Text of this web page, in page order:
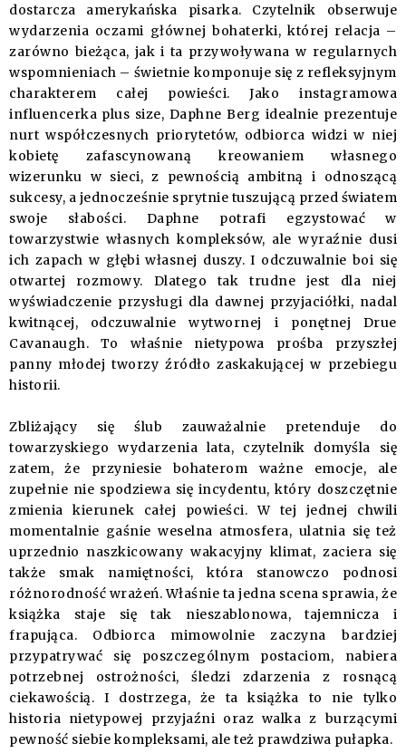
dostarcza amerykańska pisarka. Czytelnik obserwuje
wydarzenia oczami głównej bohaterki, której relacja –
zarówno bieżąca, jak i ta przywoływana w regularnych
wspomnieniach – świetnie komponuje się z refleksyjnym
charakterem całej powieści. Jako instagramowa
influencerka plus size, Daphne Berg idealnie prezentuje
nurt współczesnych priorytetów, odbiorca widzi w niej
kobietę zafascynowaną kreowaniem własnego
wizerunku w sieci, z pewnością ambitną i odnoszącą
sukcesy, a jednocześnie sprytnie tuszującą przed światem
swoje słabości. Daphne potrafi egzystować w
towarzystwie własnych kompleksów, ale wyraźnie dusi
ich zapach w głębi własnej duszy. I odczuwalnie boi się
otwartej rozmowy. Dlatego tak trudne jest dla niej
wyświadczenie przysługi dla dawnej przyjaciółki, nadal
kwitnącej, odczuwalnie wytwornej i ponętnej Drue
Cavanaugh. To właśnie nietypowa prośba przyszłej
panny młodej tworzy źródło zaskakującej w przebiegu
historii.
Zbliżający się ślub zauważalnie pretenduje do
towarzyskiego wydarzenia lata, czytelnik domyśla się
zatem, że przyniesie bohaterom ważne emocje, ale
zupełnie nie spodziewa się incydentu, który doszczętnie
zmienia kierunek całej powieści. W tej jednej chwili
momentalnie gaśnie weselna atmosfera, ulatnia się też
uprzednio naszkicowany wakacyjny klimat, zaciera się
także smak namiętności, która stanowczo podnosi
różnorodność wrażeń. Właśnie ta jedna scena sprawia, że
książka staje się tak nieszablonowa, tajemnicza i
frapująca. Odbiorca mimowolnie zaczyna bardziej
przypatrywać się poszczególnym postaciom, nabiera
potrzebnej ostrożności, śledzi zdarzenia z rosnącą
ciekawością. I dostrzega, że ta książka to nie tylko
historia nietypowej przyjaźni oraz walka z burzącymi
pewność siebie kompleksami, ale też prawdziwa pułapka.